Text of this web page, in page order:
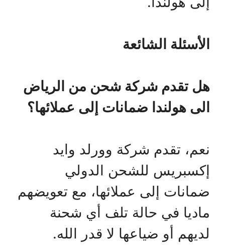
الأسئلة الشائعة
هل تقدم شركة شحن من الرياض
الى هولندا ضمانات إلى عملائها؟
نعم، تقدم شركة وورلد وايد
إكسبريس للشحن الدولي
ضمانات إلى عملائها، مع تعويضهم
ماديا في حالة تلف أي شحنة
لديهم أو ضياعها لا قدر الله.